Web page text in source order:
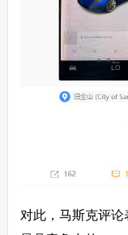
对此，马斯克评